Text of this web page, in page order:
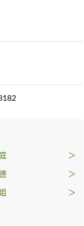
＞
＞
＞